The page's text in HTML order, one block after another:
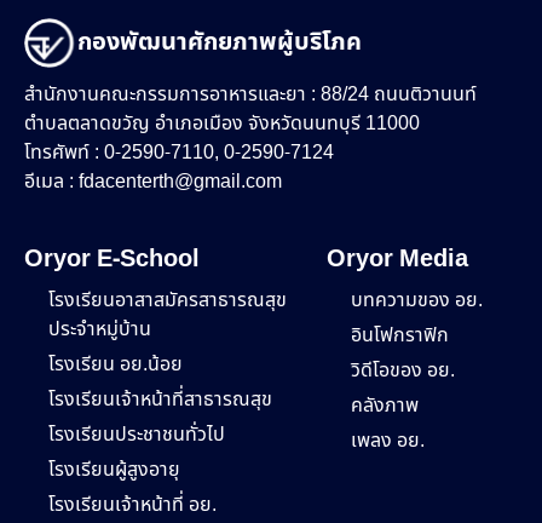
กองพัฒนาศักยภาพผู้บริโภค
สำนักงานคณะกรรมการอาหารและยา : 88/24 ถนนติวานนท์
ตำบลตลาดขวัญ อำเภอเมือง จังหวัดนนทบุรี 11000
โทรศัพท์ : 0-2590-7110, 0-2590-7124
อีเมล : fdacenterth@gmail.com
Oryor E-School
โรงเรียนอาสาสมัครสาธารณสุข
ประจำหมู่บ้าน
โรงเรียน อย.น้อย
โรงเรียนเจ้าหน้าที่สาธารณสุข
โรงเรียนประชาชนทั่วไป
โรงเรียนผู้สูงอายุ
โรงเรียนเจ้าหน้าที่ อย.
Oryor Media
บทความของ อย.
อินโฟกราฟิก
วิดีโอของ อย.
คลังภาพ
เพลง อย.